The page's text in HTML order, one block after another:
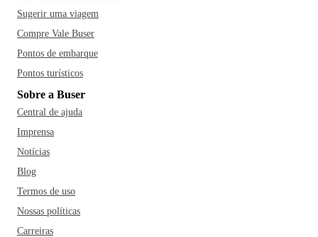
Sugerir uma viagem
Compre Vale Buser
Pontos de embarque
Pontos turísticos
Sobre a Buser
Central de ajuda
Imprensa
Notícias
Blog
Termos de uso
Nossas políticas
Carreiras